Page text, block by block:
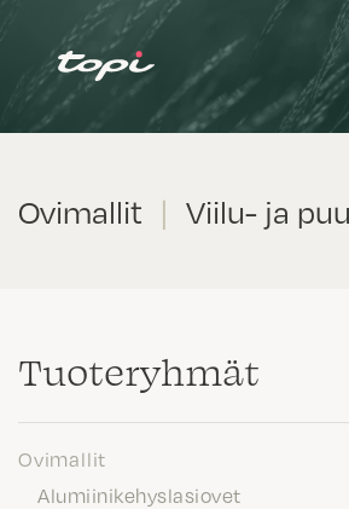
Ovimallit | Viilu- ja
Tuote­ryhmät
Ovimallit
Alumiinikehyslasiovet